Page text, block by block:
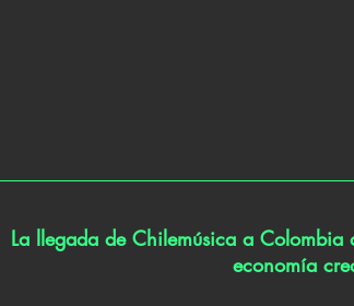
La llegada de Chilemúsica a
economía